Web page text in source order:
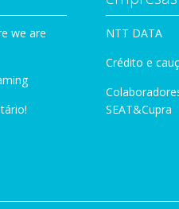
we are
NTT DATA
Crédito e
SEAT&Cupra